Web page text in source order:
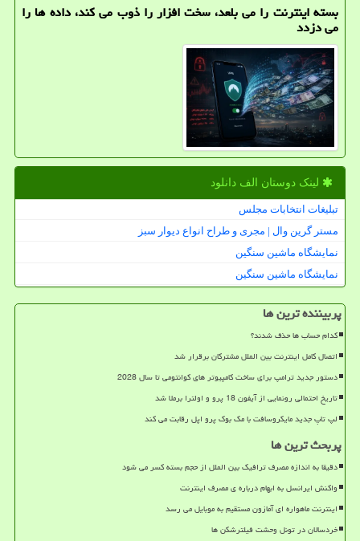
بسته اینترنت را می بلعد، سخت افزار را ذوب می کند، داده ها را
می دزدد
لینک دوستان الف دانلود
تبلیغات انتخابات مجلس
مستر گرین وال | مجری و طراح انواع دیوار سبز
نمایشگاه ماشین سنگین
نمایشگاه ماشین سنگین
پربیننده ترین ها
کدام حساب ها حذف شدند؟
اتصال کامل اینترنت بین الملل مشترکان برقرار شد
دستور جدید ترامپ برای ساخت کامپیوتر های کوانتومی تا سال 2028
تاریخ احتمالی رونمایی از آیفون 18 پرو و اولترا برملا شد
لپ تاپ جدید مایکروسافت با مک بوک پرو اپل رقابت می کند
پربحث ترین ها
دقیقا به اندازه مصرف ترافیک بین الملل از حجم بسته کسر می شود
واکنش ایرانسل به ابهام درباره ی مصرف اینترنت
اینترنت ماهواره ای آمازون مستقیم به موبایل می رسد
خردسالان در تونل وحشت فیلترشکن ها